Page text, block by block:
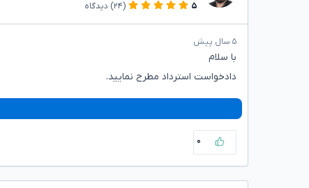
۵
(۲۴) دیدگاه
۵ سال پیش
با سلام
دادخواست استرداد مطرح نمایید.
۰